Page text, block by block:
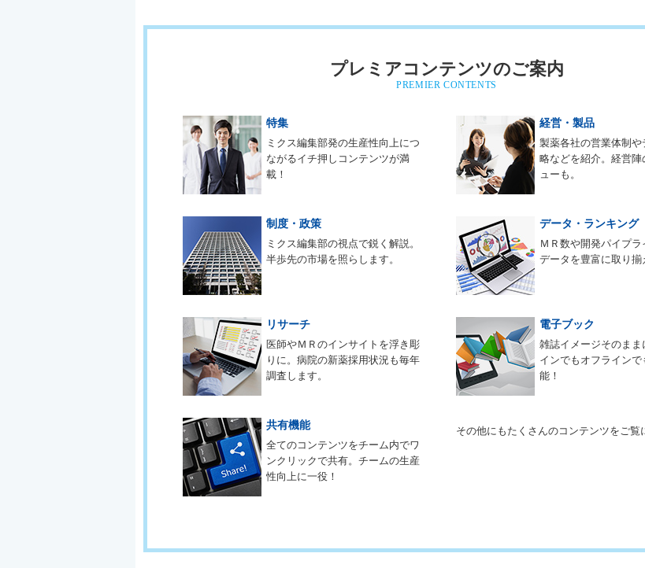
プレミアコンテンツのご案内
PREMIER CONTENTS
特集
ミクス編集部発の生産性向上につ
ながるイチ押しコンテンツが満
載！
経営・製品
製薬各社の営業体制や
略などを紹介。経営陣
ューも。
制度・政策
ミクス編集部の視点で鋭く解説。
半歩先の市場を照らします。
データ・ランキング
ＭＲ数や開発パイプ
データを豊富に取り揃
リサーチ
医師やＭＲのインサイトを浮き彫
りに。病院の新薬採用状況も毎年
調査します。
電子ブック
雑誌イメージそのまま
インでもオフラインで
能！
共有機能
全てのコンテンツをチーム内でワ
ンクリックで共有。チームの生産
性向上に一役！
その他にもたくさんのコンテンツをご覧